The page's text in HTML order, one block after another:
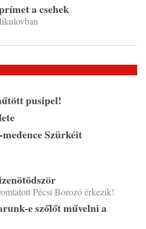
a csehek
pusipel!
Szürkéit
Pécsi Borozó érkezik!
e szőlőt művelni a